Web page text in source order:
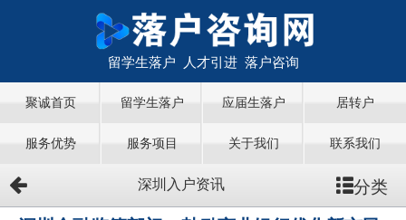
留学生落户 人才引进 落户咨询
聚诚首页 留学生落户 应届生落户 居转户
服务优势 服务项目 关于我们 联系我们
深圳入户资讯 分类